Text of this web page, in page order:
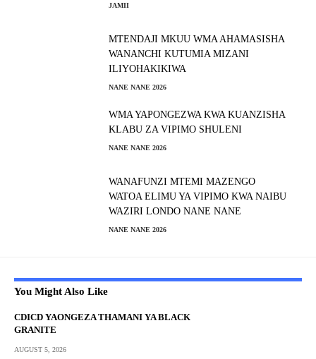
JAMII
MTENDAJI MKUU WMA AHAMASISHA
WANANCHI KUTUMIA MIZANI
ILIYOHAKIKIWA
NANE NANE 2026
WMA YAPONGEZWA KWA KUANZISHA
KLABU ZA VIPIMO SHULENI
NANE NANE 2026
WANAFUNZI MTEMI MAZENGO
WATOA ELIMU YA VIPIMO KWA NAIBU
WAZIRI LONDO NANE NANE
NANE NANE 2026
You Might Also Like
CDICD YAONGEZA THAMANI YA BLACK
GRANITE
AUGUST 5, 2026